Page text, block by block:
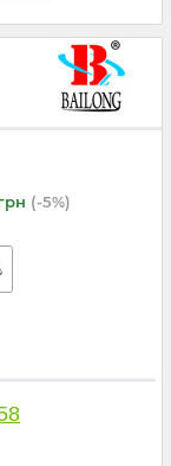
(-5%)